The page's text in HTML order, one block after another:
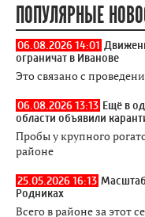
ПОПУЛЯРНЫЕ
06.08.2026 14:01
ограничат в Иванове
Это связано с
06.08.2026 13:13 Ещё в
области объявили
Пробы у крупного
районе
25.05.2026 16:13
Родниках
Всего в районе за этот